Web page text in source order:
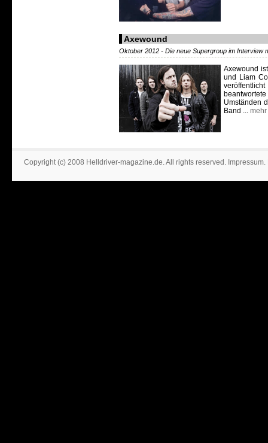
Axewound
Oktober 2012 - Die neue Supergroup im Interview
Axewound
und Liam
Umständen
Band ...
mehr
Copyright (c) 2008 Helldriver-magazine.de. All rights reserved. Impressum.